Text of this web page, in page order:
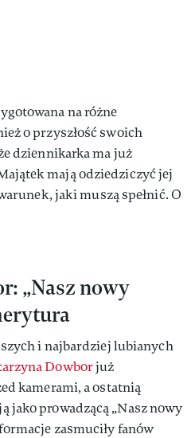
na różne
o przyszłość swoich
dziennikarka ma już
mają odziedziczyć jej
jaki muszą spełnić. O
„Nasz nowy
i najbardziej lubianych
Dowborjuż
kamerami, a ostatnią
jako prowadzącą „Nasz nowy
zasmuciły fanów